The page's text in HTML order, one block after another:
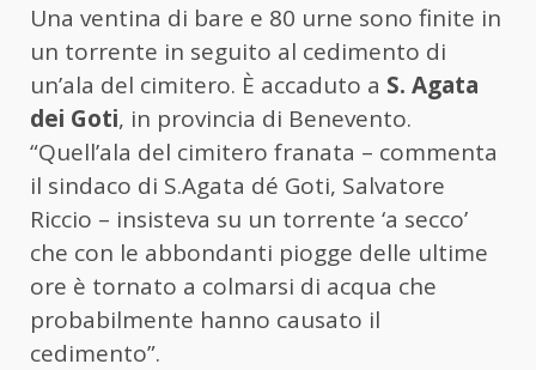
Una ventina di bare e 80 urne sono finite in
un torrente in seguito al cedimento di
un’ala del cimitero. È accaduto a S. Agata
dei Goti, in provincia di Benevento.
“Quell’ala del cimitero franata – commenta
il sindaco di S.Agata dé Goti, Salvatore
Riccio – insisteva su un torrente ‘a secco’
che con le abbondanti piogge delle ultime
ore è tornato a colmarsi di acqua che
probabilmente hanno causato il
cedimento”.